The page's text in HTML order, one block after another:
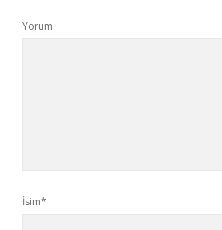
Yorum
İsim*